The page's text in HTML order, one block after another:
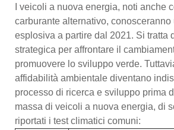
I veicoli a nuova energia, noti anche
carburante alternativo, conosceranno
esplosiva a partire dal 2021. Si tratta
strategica per affrontare il
promuovere lo sviluppo verde.
affidabilità ambientale diventano
processo di ricerca e sviluppo prima
massa di veicoli a nuova energia, di
riportati i test climatici comuni: